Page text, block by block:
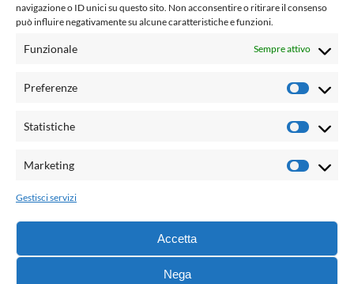
navigazione o ID unici su questo sito. Non acconsentire o ritirare il consenso
può influire negativamente su alcune caratteristiche e funzioni.
Funzionale Sempre attivo
Preferenze
Statistiche
Marketing
Gestisci servizi
Accetta
Nega
Questo blog non rappresenta una testata giornalistica in
quanto viene aggiornato senza alcuna periodicità. Non può
legge n° 62 del 7.03.2001. L'autore non è responsabile per
email:
Grafica e web:Salvatore Leto